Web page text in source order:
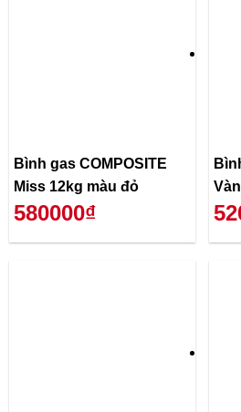
Bình gas COMPOSITE
Miss 12kg màu đỏ
580000₫